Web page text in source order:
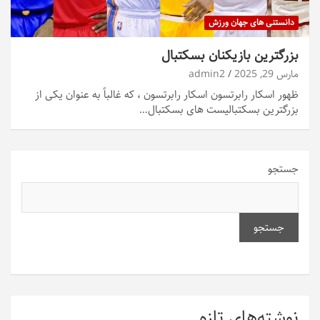
دانستنی های جهان ورزش
بزرگترین بازیکنان بسکتبال
مارس 29, 2025 admin2
ظهور اسکار رابرتسون اسکار رابرتسون ، که غالباً به عنوان یکی از
بزرگترین بسکتبالیست های بسکتبال…
جستجو
جستجو